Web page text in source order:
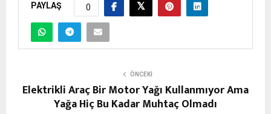
PAYLAŞ 0
ÖNCEKI
Elektrikli Araç Bir Motor Yağı Kullanmıyor Ama
Yağa Hiç Bu Kadar Muhtaç Olmadı